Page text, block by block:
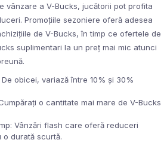
vânzare a V-Bucks, jucătorii pot profita
Promoțiile sezoniere oferă adesea
de V-Bucks, în timp ce ofertele de
suplimentari la un preț mai mic atunci
obicei, variază între 10% și 30%
o cantitate mai mare de V-Bucks
Vânzări flash care oferă reduceri
durată scurtă.